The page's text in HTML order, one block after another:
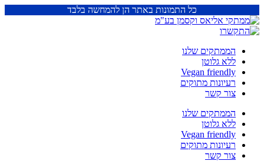
כל התמונות באתר הן להמחשה בלבד
הממתקים שלנו
ללא גלוטן
Vegan friendly
רעיונות מתוקים
צור קשר
הממתקים שלנו
ללא גלוטן
Vegan friendly
רעיונות מתוקים
צור קשר